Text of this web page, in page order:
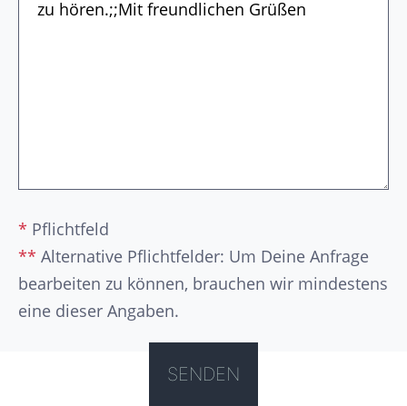
* Pflichtfeld
** Alternative Pflichtfelder: Um Deine Anfrage
bearbeiten zu können, brauchen wir mindestens
eine dieser Angaben.